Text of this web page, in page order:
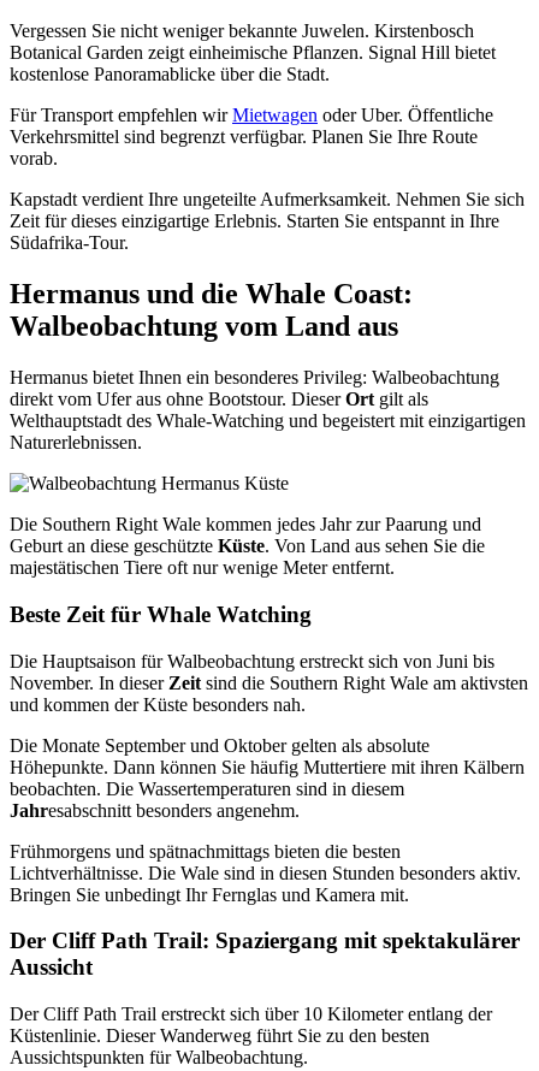
Vergessen Sie nicht weniger bekannte Juwelen. Kirstenbosch
Botanical Garden zeigt einheimische Pflanzen. Signal Hill bietet
kostenlose Panoramablicke über die Stadt.
Für Transport empfehlen wirMietwagen oder Uber. Öffentliche
Verkehrsmittel sind begrenzt verfügbar. Planen Sie Ihre Route
vorab.
Kapstadt verdient Ihre ungeteilte Aufmerksamkeit. Nehmen Sie sich
Zeit für dieses einzigartige Erlebnis. Starten Sie entspannt in Ihre
Südafrika-Tour.
Hermanus und die Whale Coast:
Walbeobachtung vom Land aus
Hermanus bietet Ihnen ein besonderes Privileg: Walbeobachtung
direkt vom Ufer aus ohne Bootstour. DieserOrt gilt als
Welthauptstadt des Whale-Watching und begeistert mit einzigartigen
Naturerlebnissen.
Die Southern Right Wale kommen jedes Jahr zur Paarung und
Geburt an diese geschützte Küste. Von Land aus sehen Sie die
majestätischen Tiere oft nur wenige Meter entfernt.
Beste Zeit für Whale Watching
Die Hauptsaison für Walbeobachtung erstreckt sich von Juni bis
November. In dieser Zeit sind die Southern Right Wale am aktivsten
und kommen der Küste besonders nah.
Die Monate September und Oktober gelten als absolute
Höhepunkte. Dann können Sie häufig Muttertiere mit ihren Kälbern
beobachten. Die Wassertemperaturen sind in diesem
Jahresabschnitt besonders angenehm.
Frühmorgens und spätnachmittags bieten die besten
Lichtverhältnisse. Die Wale sind in diesen Stunden besonders aktiv.
Bringen Sie unbedingt Ihr Fernglas und Kamera mit.
Der Cliff Path Trail: Spaziergang mit spektakulärer
Aussicht
Der Cliff Path Trail erstreckt sich über 10 Kilometer entlang der
Küstenlinie. Dieser Wanderweg führt Sie zu den besten
Aussichtspunkten für Walbeobachtung.